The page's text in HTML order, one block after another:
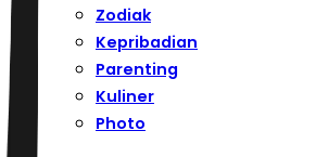
Zodiak
Kepribadian
Parenting
Kuliner
Photo